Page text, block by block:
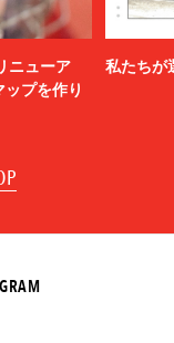
ニューア
プを作り
私たちが